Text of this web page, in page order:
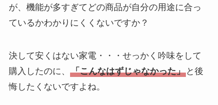
が、機能が多すぎてどの商品が自分の用途に合っ
ているかわかりにくくないですか？
決して安くはない家電・・・せっかく吟味をして
購入したのに、 「こんなはずじゃなかった」と後
悔したくないですよね。